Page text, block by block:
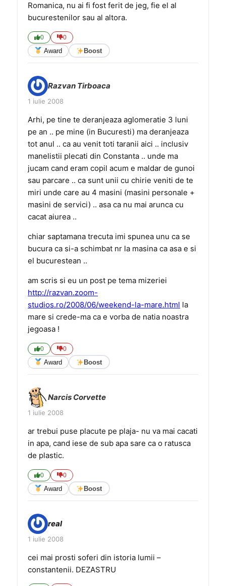
Romanica, nu ai fi fost ferit de jeg, fie el al
bucurestenilor sau al altora.
0 0
Award Boost
Razvan Tirboaca
1 iulie 2008
Arhi, pe tine te deranjeaza aglomeratie 3 luni
pe an .. pe mine (in Bucuresti) ma deranjeaza
tot anul .. ca au venit toti taranii aici .. inclusiv
manelistii plecati din Constanta .. unde ma
jucam cand eram copil acum e maldar de gunoi
sau parcare .. ca sunt unii cu chirie veniti de te
miri unde care au 4 masini (masini personale +
masini de servici) .. asa ca nu mai arunca cu
cacat aiurea ..
chiar saptamana trecuta imi spunea unu ca se
bucura ca si-a schimbat nr la masina ca asa e si
el bucurestean ..
am scris si eu un post pe tema mizeriei
http://razvan.zoom-
studios.ro/2008/06/weekend-la-mare.html la
mare si crede-ma ca e vorba de natia noastra
jegoasa !
0 0
Award Boost
Narcis Corvette
1 iulie 2008
ar trebui puse placute pe plaja- nu va mai cacati
in apa, cand iese de sub apa sare ca o ratusca
de plastic.
0 0
Award Boost
real
1 iulie 2008
cei mai prosti soferi din istoria lumii –
constantenii. DEZASTRU